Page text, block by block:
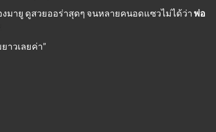
มายู ดูสวยออร่าสุดๆ จนหลายคนอดแซวไม่ได้ว่าพ่อ
าวเลยค่า”